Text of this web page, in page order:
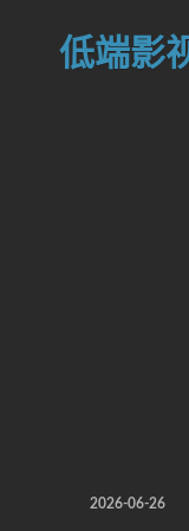
低端影
2026-06-26